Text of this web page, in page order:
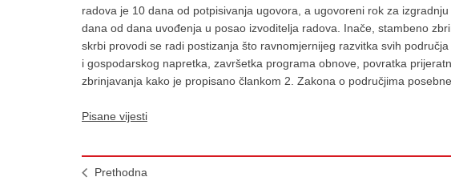
radova je 10 dana od potpisivanja ugovora, a ugovoreni rok za
dana od dana uvođenja u posao izvoditelja radova. Inače, stambeno
skrbi provodi se radi postizanja što ravnomjernijeg razvitka svih
i gospodarskog napretka, završetka programa obnove, povratka
zbrinjavanja kako je propisano člankom 2. Zakona o područjima
Pisane vijesti
Prethodna